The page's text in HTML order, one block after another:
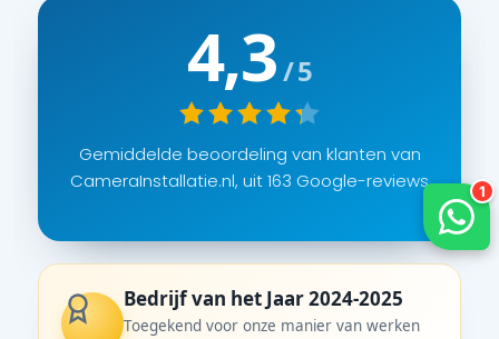
4,3/ 5
Gemiddelde beoordeling van klanten van
CameraInstallatie.nl, uit 163 Google-reviews
Bedrijf van het Jaar 2024-2025
Toegekend voor onze manier van werken